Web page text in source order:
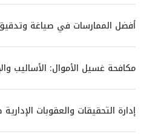
أفضل الممارسات في صياغة
مكافحة غسيل الأموال: الأساليب
إدارة التحقيقات والعقوبات